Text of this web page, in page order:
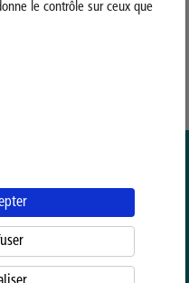
le contrôle sur ceux que
Confidentialité